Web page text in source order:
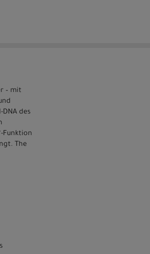
– mit
des
Funktion
The